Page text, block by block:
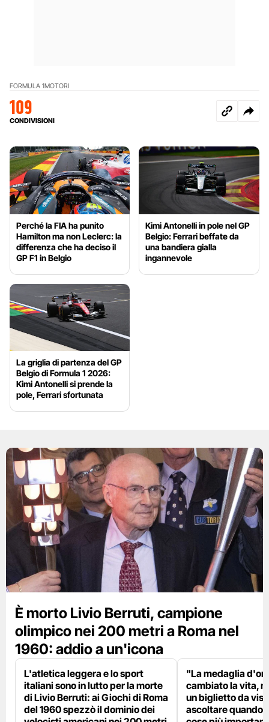
FORMULA 1MOTORI
109
CONDIVISIONI
Perché la FIA ha punito
Hamilton ma non Leclerc: la
differenza che ha deciso il
GP F1 in Belgio
Kimi Antonelli in pole nel GP
Belgio: Ferrari beffate da
una bandiera gialla
ingannevole
La griglia di partenza del GP
Belgio di Formula 1 2026:
Kimi Antonelli si prende la
pole, Ferrari sfortunata
È morto Livio Berruti, campione
olimpico nei 200 metri a Roma nel
1960: addio a un'icona
L'atletica leggera e lo sport
italiani sono in lutto per la morte
di Livio Berruti: ai Giochi di Roma
del 1960 spezzò il dominio dei
"La medaglia
cambiato la vita,
un biglietto da
ascoltare quando